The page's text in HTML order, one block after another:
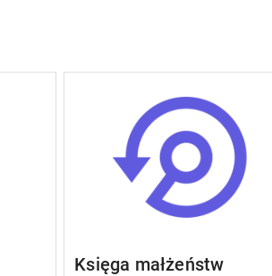
Księga małżeństw